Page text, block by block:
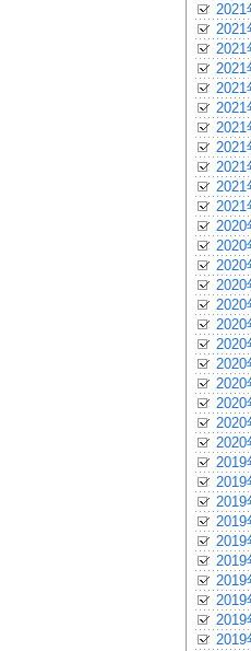
2021
2021
2021
2021
2021
2021
2021
2021
2021
2021
2021
2020
2020
2020
2020
2020
2020
2020
2020
2020
2020
2020
2020
2019
2019
2019
2019
2019
2019
2019
2019
2019
2019